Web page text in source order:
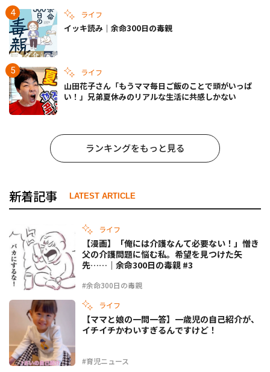
ライフ
イッキ読み｜余命300日の毒親
ライフ
山田花子さん「もうママ毎日ご飯のことで頭がいっぱ
い！」兄弟夏休みのリアルな生活に共感しかない
ランキングをもっと見る
新着記事 LATEST ARTICLE
ライフ
#余命300日の毒親
【漫画】「俺には介護なんて必要ない！」憎き
父の介護問題に悩む私。希望を見つけた矢
先……｜余命300日の毒親 #3
ライフ
#育児ニュース
【ママと娘の一問一答】一歳児の自己紹介が、
イチイチかわいすぎるんですけど！